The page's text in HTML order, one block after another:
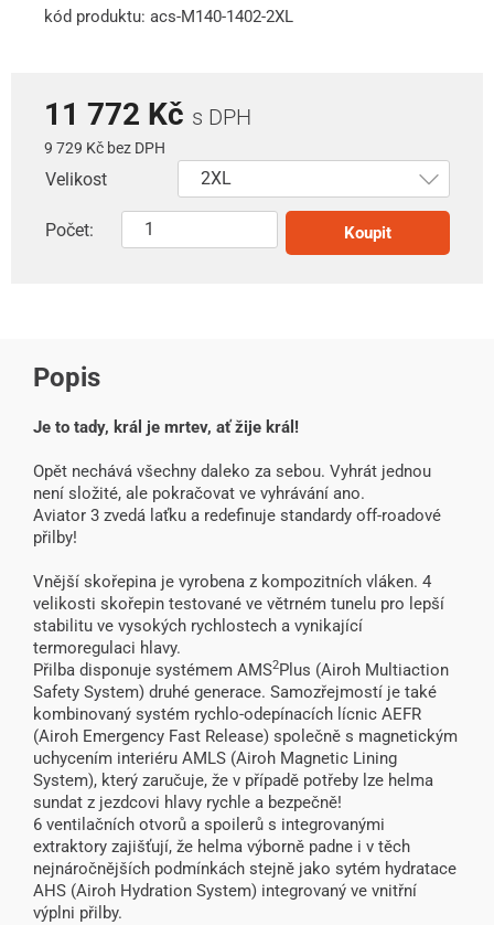
kód produktu: acs-M140-1402-2XL
11 772 Kč s DPH
9 729 Kč bez DPH
Velikost
Počet: Koupit
Popis
Je to tady, král je mrtev, ať žije král!
Opět nechává všechny daleko za sebou. Vyhrát jednou
není složité, ale pokračovat ve vyhrávání ano.
Aviator 3 zvedá laťku a redefinuje standardy off-roadové
přilby!
Vnější skořepina je vyrobena z kompozitních vláken. 4
velikosti skořepin testované ve větrném tunelu pro lepší
stabilitu ve vysokých rychlostech a vynikající
termoregulaci hlavy.
Přilba disponuje systémem AMS2Plus (Airoh Multiaction
Safety System) druhé generace. Samozřejmostí je také
kombinovaný systém rychlo-odepínacích lícnic AEFR
(Airoh Emergency Fast Release) společně s magnetickým
uchycením interiéru AMLS (Airoh Magnetic Lining
System), který zaručuje, že v případě potřeby lze helma
sundat z jezdcovi hlavy rychle a bezpečně!
6 ventilačních otvorů a spoilerů s integrovanými
extraktory zajišťují, že helma výborně padne i v těch
nejnáročnějších podmínkách stejně jako sytém hydratace
AHS (Airoh Hydration System) integrovaný ve vnitřní
výplni přilby.